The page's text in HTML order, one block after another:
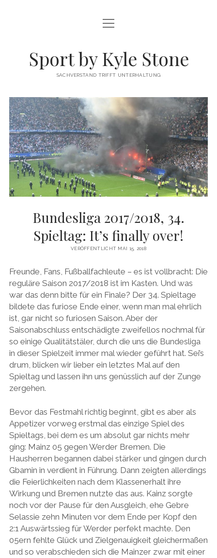
FUSSBALL
DATENSCHUTZ
Menü
öffnen
Sport by Kyle Stone
SACHVERSTAND TRIFFT UNTERHALTUNG
Bundesliga 2017/2018, 34.
Spieltag: It’s finally over!
VERÖFFENTLICHT MAI 15, 2018
Freunde, Fans, Fußballfachleute – es ist vollbracht: Die
reguläre Saison 2017/2018 ist im Kasten. Und was
war das denn bitte für ein Finale? Der 34. Spieltage
bildete das furiose Ende einer, wenn man mal ehrlich
ist, gar nicht so furiosen Saison. Aber der
Saisonabschluss entschädigte zweifellos nochmal für
so einige Qualitätstäler, durch die uns die Bundesliga
in dieser Spielzeit immer mal wieder geführt hat. Sei’s
drum, blicken wir lieber ein letztes Mal auf den
Spieltag und lassen ihn uns genüsslich auf der Zunge
zergehen.
Bevor das Festmahl richtig beginnt, gibt es aber als
Appetizer vorweg erstmal das einzige Spiel des
Spieltags, bei dem es um absolut gar nichts mehr
ging: Mainz 05 gegen Werder Bremen. Die
Hausherren begannen dabei stärker und gingen durch
Gbamin in verdient in Führung. Dann zeigten allerdings
die Feierlichkeiten nach dem Klassenerhalt ihre
Wirkung und Bremen nutzte das aus. Kainz sorgte
noch vor der Pause für den Ausgleich, ehe Gebre
Selassie zehn Minuten vor dem Ende per Kopf den
2:1 Auswärtssieg für Werder perfekt machte. Den
05ern fehlte Glück und Zielgenauigkeit gleichermaßen
und so verabschieden sich die Mainzer zwar mit einer